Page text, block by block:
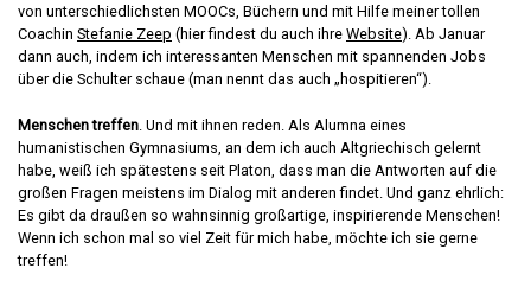
von unterschiedlichsten MOOCs, Büchern und mit Hilfe meiner tollen
Coachin Stefanie Zeep (hier findest du auch ihre Website). Ab Januar
dann auch, indem ich interessanten Menschen mit spannenden Jobs
über die Schulter schaue (man nennt das auch „hospitieren“).
Menschen treffen . Und mit ihnen reden. Als Alumna eines
humanistischen Gymnasiums, an dem ich auch Altgriechisch gelernt
habe, weiß ich spätestens seit Platon, dass man die Antworten auf die
großen Fragen meistens im Dialog mit anderen findet. Und ganz ehrlich:
Es gibt da draußen so wahnsinnig großartige, inspirierende Menschen!
Wenn ich schon mal so viel Zeit für mich habe, möchte ich sie gerne
treffen!